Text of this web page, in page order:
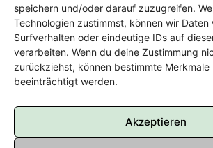
speichern und/oder darauf zuzugreifen.
Technologien zustimmst, können wir Daten
Surfverhalten oder eindeutige IDs auf
verarbeiten. Wenn du deine Zustimmung
zurückziehst, können bestimmte Merkmale
beeinträchtigt werden.
Akzeptieren
Offene Jugendarbeit -
Tel:
09131–302259
E-Mail:oja@treffpunkt-